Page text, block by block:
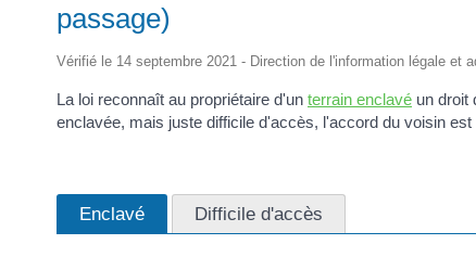
passage)
Vérifié le 14 septembre 2021 - Direction de l'information légale et
La loi reconnaît au propriétaire d'un terrain enclavé un droit
enclavée, mais juste difficile d'accès, l'accord du voisin
Enclavé Difficile d'accès